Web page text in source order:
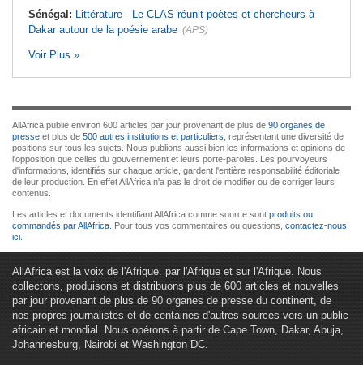
Sénégal: Littérature - Le CLAS réunit poètes et chercheurs à
Dakar autour de la poésie arabe (APS)
Voir Plus »
AllAfrica publie environ 600 articles par jour provenant de plus de 90 organes de
presse et plus de 500 autres institutions et particuliers , représentant une diversité de
positions sur tous les sujets. Nous publions aussi bien les informations et opinions de
l'opposition que celles du gouvernement et leurs porte-paroles. Les pourvoyeurs
d'informations, identifiés sur chaque article, gardent l'entière responsabilité éditoriale
de leur production. En effet AllAfrica n'a pas le droit de modifier ou de corriger leurs
contenus.
Les articles et documents identifiant AllAfrica comme source sont produits ou
commandés par AllAfrica . Pour tous vos commentaires ou questions, contactez-nous
ici
AllAfrica est la voix de l'Afrique. par l'Afrique et sur l'Afrique. Nous
collectons, produisons et distribuons plus de 600 articles et nouvelles
par jour provenant de plus de 90 organes de presse du continent, de
nos propres journalistes et de centaines d'autres sources vers un public
africain et mondial. Nous opérons à partir de Cape Town, Dakar, Abuja,
Johannesburg, Nairobi et Washington DC.